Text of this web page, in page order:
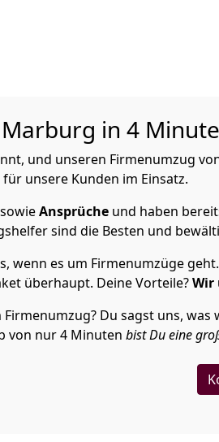
in 4
und unseren Firmenumzug
unsere Kunden im Einsatz.
sowieAnsprüche und haben
sind die Besten und
wenn es um Firmenumzüge
überhaupt. Deine Vorteile?Wir
Du sagst uns,
von nur 4 Minuten bist Du eine